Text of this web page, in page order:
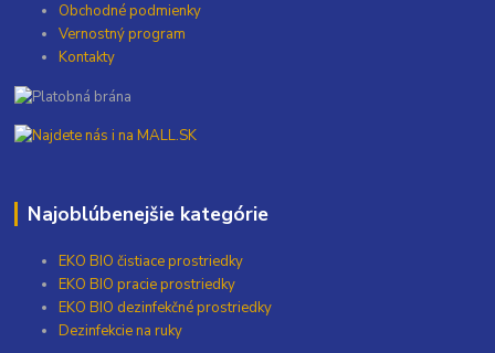
Obchodné podmienky
Vernostný program
Kontakty
Najoblúbenejšie kategórie
EKO BIO čistiace prostriedky
EKO BIO pracie prostriedky
EKO BIO dezinfekčné prostriedky
Dezinfekcie na ruky